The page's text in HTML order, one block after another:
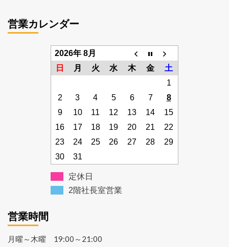
営業カレンダー
2026年 8月
日
月 火 水 木 金
土
1
2
3 4 5 6 7
8
9
10 11 12 13 14
15
16
17 18 19 20 21
22
23
24 25 26 27 28
29
30
31
定休日
2階社長室営業
営業時間
月曜～木曜 19:00～21:00